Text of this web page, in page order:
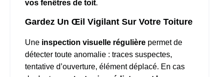
vos fenêtres de toit.
Gardez Un Œil Vigilant Sur Votre Toiture
Une inspection visuelle régulière permet de
détecter toute anomalie : traces suspectes,
tentative d’ouverture, élément déplacé. En cas